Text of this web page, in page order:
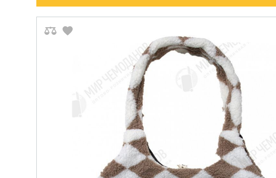
Чемоданы для
Пилоты на колесах
Рюкзаки детские для
детских чемоданов
Бьюти-кейсы
САКВОЯЖИ
Сумки колесные
Сумки спортивные
Сумки поясные
Сумки пляжные
Сумки для ноутбуков
Сумки-тележки
хозяйственные
Сумки-рюкзаки на
Сумки детские